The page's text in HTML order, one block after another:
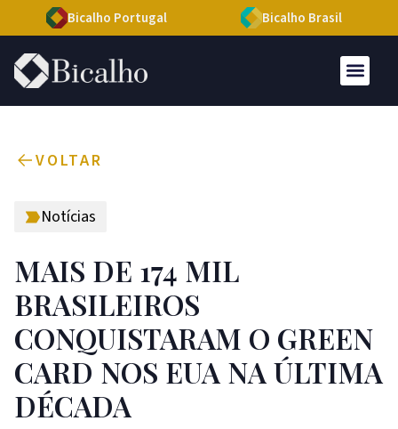
Bicalho Portugal Bicalho Brasil
VOLTAR
Notícias
MAIS DE 174 MIL
BRASILEIROS
CONQUISTARAM O GREEN
CARD NOS EUA NA ÚLTIMA
DÉCADA